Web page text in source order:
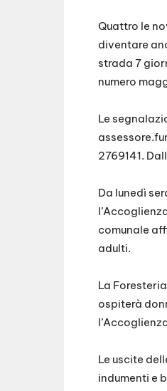
Quattro le
diventare
strada 7
numero
Le
2769141.
Da lunedì
comunale
adulti.
La
ospiterà
Le uscite
indumenti e